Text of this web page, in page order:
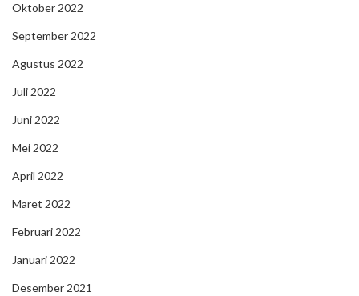
Oktober 2022
September 2022
Agustus 2022
Juli 2022
Juni 2022
Mei 2022
April 2022
Maret 2022
Februari 2022
Januari 2022
Desember 2021